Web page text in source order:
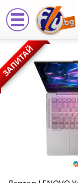
Yoga
Slim
Core
ЗАПИТАЙ